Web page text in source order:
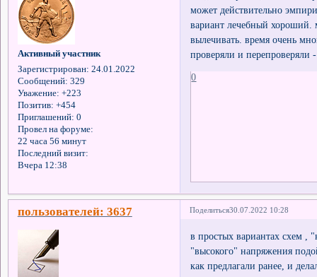
Активный участник
Зарегистрирован: 24.01.2022
Сообщений: 329
Уважение: +223
Позитив: +454
Приглашений: 0
Провел на форуме:
22 часа 56 минут
Последний визит:
Вчера 12:38
может действительно
вариант лечебный хороший.
вылечивать. время очень
проверяли и перепроверяли
0
Поделиться30.07.2022 10:28
пользователей: 3637
в простых вариантах схем ,
"высокого" напряжения
как предлагали ранее, и